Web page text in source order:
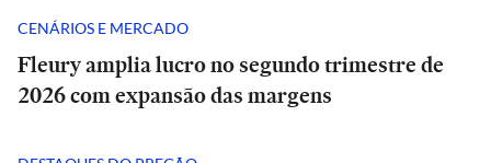
CENÁRIOS E MERCADO
Fleury amplia lucro no segundo trimestre de
2026 com expansão das margens